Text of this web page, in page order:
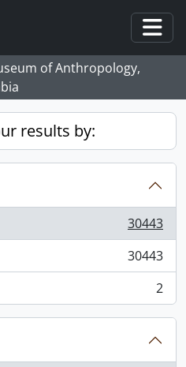
of Anthropology,
results by:
30443
30443
2